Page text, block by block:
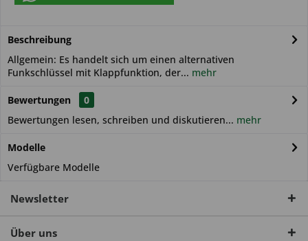
Beschreibung
Allgemein: Es handelt sich um einen alternativen
Funkschlüssel mit Klappfunktion, der... mehr
Bewertungen
0
Bewertungen lesen, schreiben und diskutieren... mehr
Modelle
Verfügbare Modelle
Newsletter
Über uns